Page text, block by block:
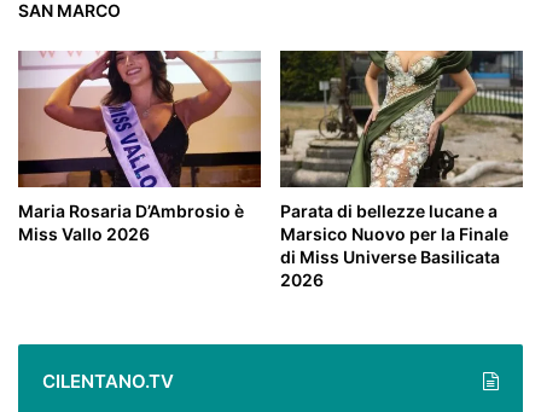
SAN MARCO
Maria Rosaria D’Ambrosio è
Miss Vallo 2026
Parata di bellezze lucane a
Marsico Nuovo per la Finale
di Miss Universe Basilicata
2026
CILENTANO.TV